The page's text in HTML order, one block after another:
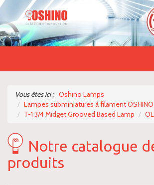
Présentation
Vous êtes ici : Oshino Lamps
Lampes subminiatures à filament OSHINO
T-1 3/4 Midget Grooved Based Lamp
Notre catalogue
produits